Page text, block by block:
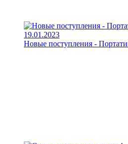
19.01.2023
Новые поступления -